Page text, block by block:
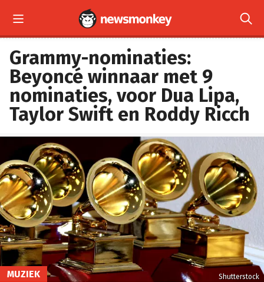
 
Grammy-nominaties:
Beyoncé winnaar met 9
nominaties, voor Dua Lipa,
Taylor Swift en Roddy Ricch
Shutterstock
MUZIEK